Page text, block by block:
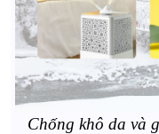
Chống khô da và